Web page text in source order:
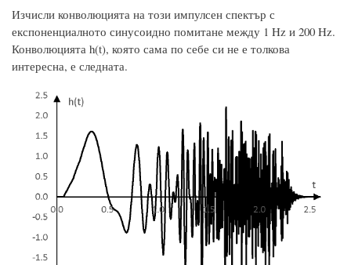
Изчисли конволюцията на този импулсен спектър с
експоненциалното синусоидно помитане между 1 Hz и 200 Hz.
Конволюцията h(t), която сама по себе си не е толкова
интересна, е следната.